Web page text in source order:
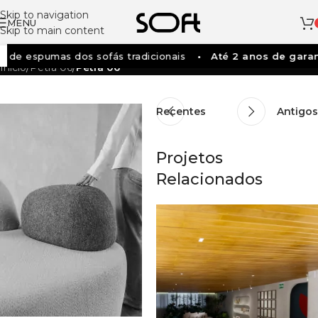
Skip to navigation
Skip to main content
MENU
de espumas dos sofás tradicionais Até 2 anos de
Início/Petra 06/Petra 06
Recentes Antigos
Projetos
Relacionados